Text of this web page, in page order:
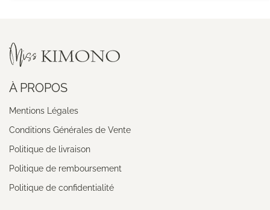
À PROPOS
Mentions Légales
Conditions Générales de Vente
Politique de livraison
Politique de remboursement
Politique de confidentialité